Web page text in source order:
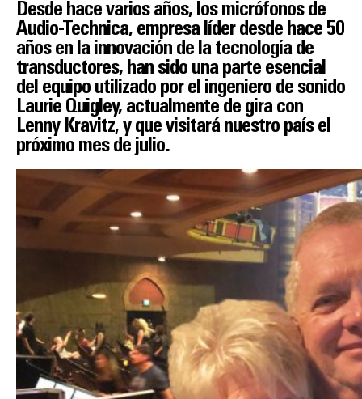
Desde hace varios años, los micrófonos de
Audio-Technica, empresa líder desde hace 50
años en la innovación de la tecnología de
transductores, han sido una parte esencial
del equipo utilizado por el ingeniero de sonido
Laurie Quigley, actualmente de gira con
Lenny Kravitz, y que visitará nuestro país el
próximo mes de julio.